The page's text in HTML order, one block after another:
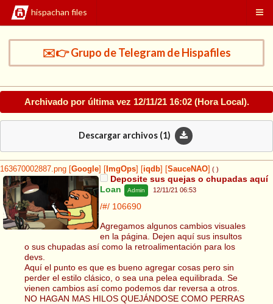
hispachan files
✉️👉 Grupo de Telegram de Hispafiles
Archivado por última vez 12/11/21 16:02(Hora Local).
Descargar archivos (1)
163670002887.png Google ImgOps iqdb SauceNAO ( )
Deposite sus quejas o chupadas aquí
Loan
Admin 12/11/21 06:53
/#/ 106690
Agregamos algunos cambios visuales
en la página. Dejen aquí sus insultos
o sus chupadas así como la retroalimentación para los
devs.
Aquí el punto es que es bueno agregar cosas pero sin
perder el estilo clásico, o sea una pelea equilibrada. Se
vienen cambios así como podemos dar reversa a otros.
NO HAGAN MAS HILOS QUEJÁNDOSE COMO PERRAS